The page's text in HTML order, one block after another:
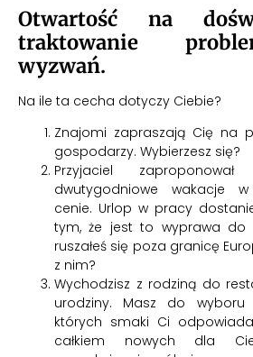
Otwartość na
traktowanie
wyzwań.
Na ile ta cecha dotyczy Ciebie?
Znajomi zapraszają Cię na
gospodarzy. Wybierzesz się?
Przyjaciel
dwutygodniowe wakacje
cenie. Urlop w pracy
tym, że jest to wyprawa do
ruszałeś się poza granicę
z nim?
Wychodzisz z rodziną do
urodziny. Masz do wyboru
których smaki Ci
całkiem nowych dla